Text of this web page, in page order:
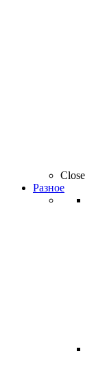
Close
Разное